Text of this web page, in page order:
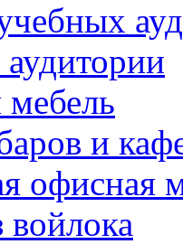
и
офисная